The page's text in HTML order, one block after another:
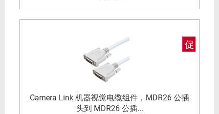
促
Camera Link 机器视觉电缆组件，MDR26 公插
头到 MDR26 公插...